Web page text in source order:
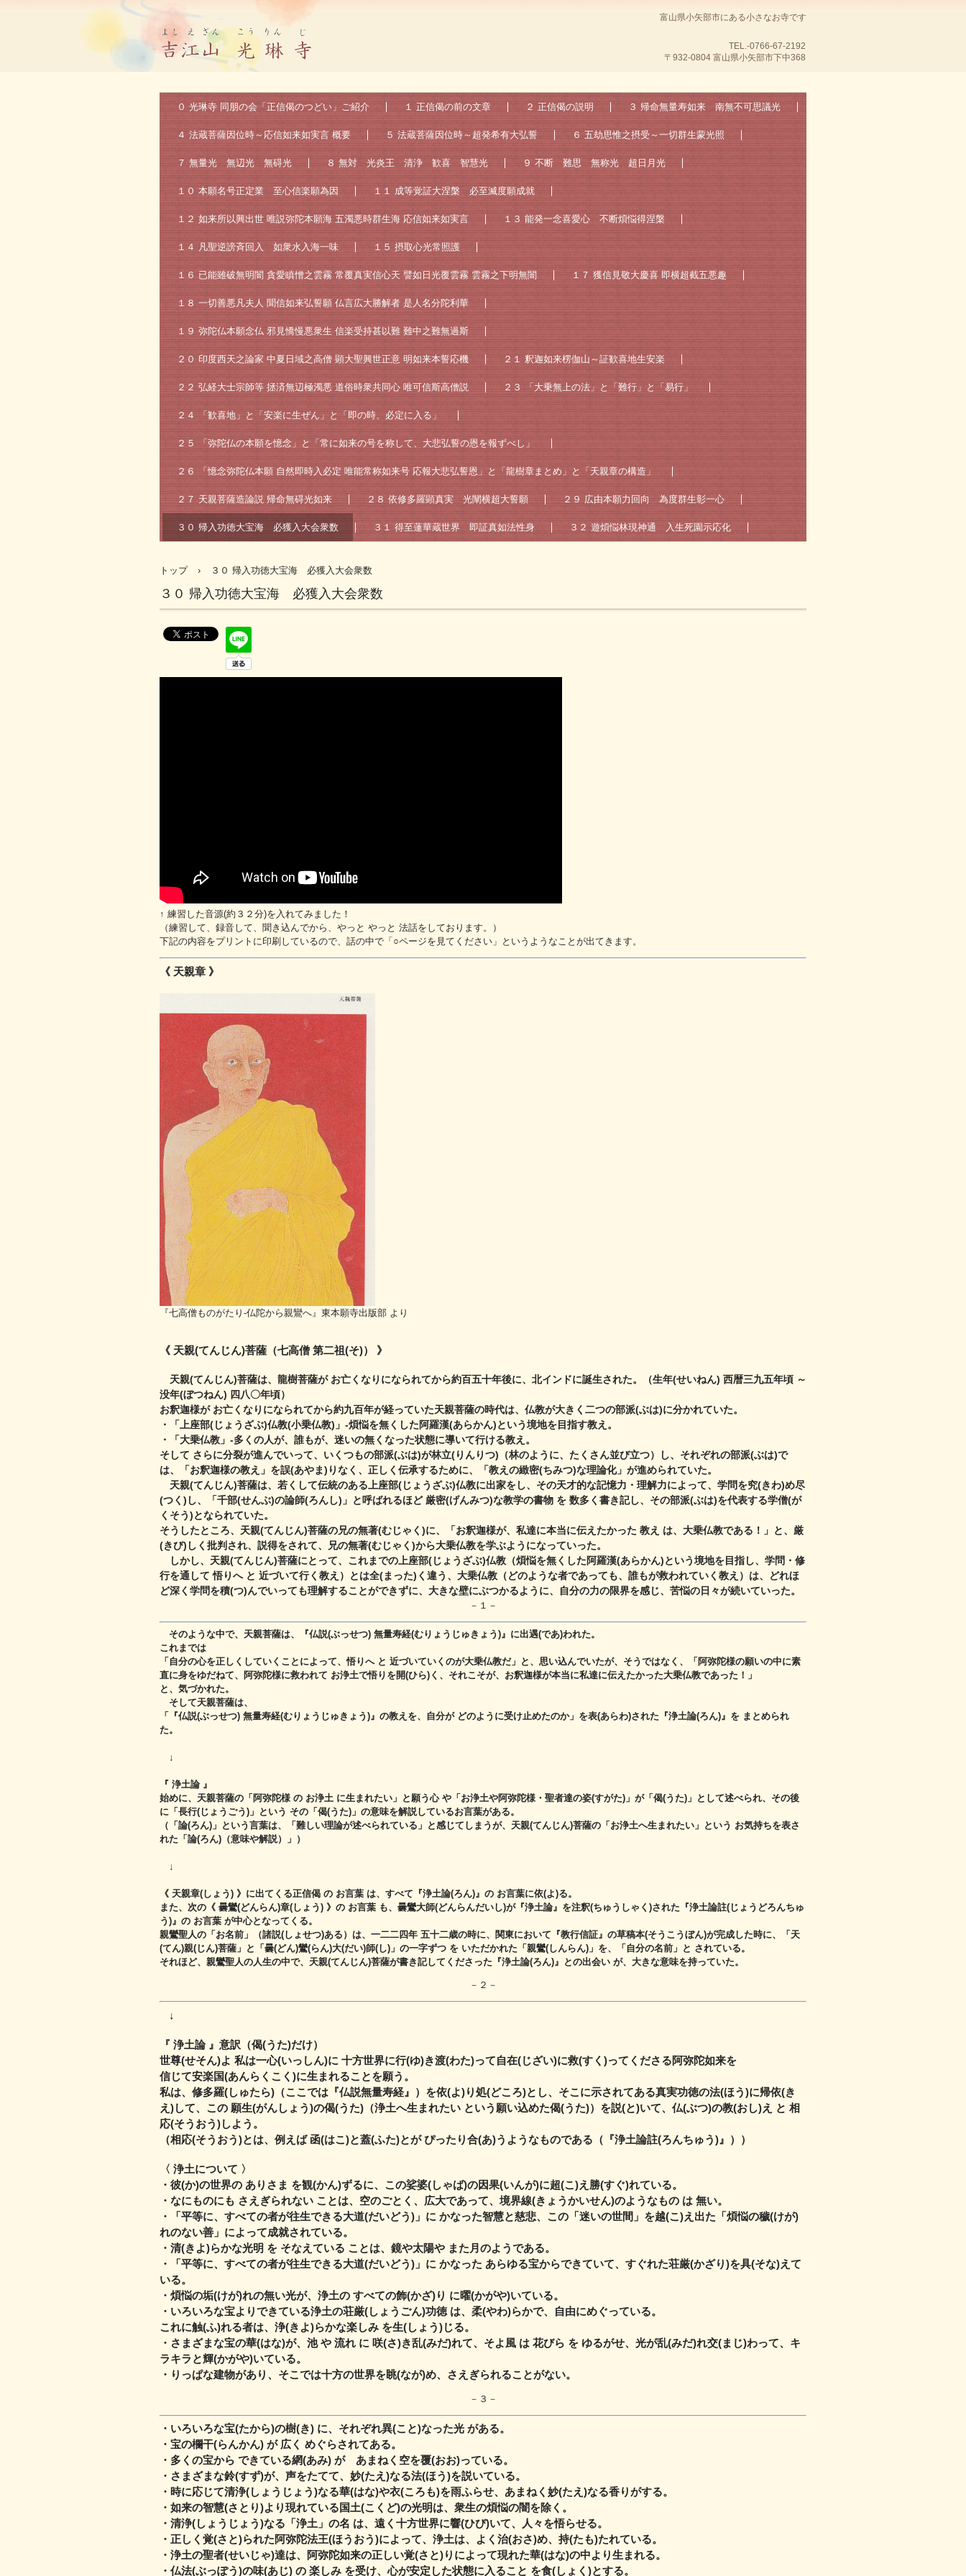
真宗大谷派 光琳寺 ホームページ
富山県小矢部市にある小さなお寺です
TEL.-0766-67-2192
〒932-0804 富山県小矢部市下中368
０ 光琳寺 同朋の会「正信偈のつどい」ご紹介 １ 正信偈の前の文章 ２ 正信偈の説明 ３ 帰命無量寿如来 南無不可思議光
４ 法蔵菩薩因位時～応信如来如実言 概要 ５ 法蔵菩薩因位時～超発希有大弘誓 ６ 五劫思惟之摂受～一切群生蒙光照
７ 無量光 無辺光 無碍光 ８ 無対 光炎王 清浄 歓喜 智慧光 ９ 不断 難思 無称光 超日月光
１０ 本願名号正定業 至心信楽願為因 １１ 成等覚証大涅槃 必至滅度願成就
１２ 如来所以興出世 唯説弥陀本願海 五濁悪時群生海 応信如来如実言 １３ 能発一念喜愛心 不断煩悩得涅槃
１４ 凡聖逆謗斉回入 如衆水入海一味 １５ 摂取心光常照護
１６ 已能雖破無明闇 貪愛瞋憎之雲霧 常覆真実信心天 譬如日光覆雲霧 雲霧之下明無闇 １７ 獲信見敬大慶喜 即横超截五悪趣
１８ 一切善悪凡夫人 聞信如来弘誓願 仏言広大勝解者 是人名分陀利華
１９ 弥陀仏本願念仏 邪見憍慢悪衆生 信楽受持甚以難 難中之難無過斯
２０ 印度西天之論家 中夏日域之高僧 顕大聖興世正意 明如来本誓応機 ２１ 釈迦如来楞伽山～証歓喜地生安楽
２２ 弘経大士宗師等 拯済無辺極濁悪 道俗時衆共同心 唯可信斯高僧説 ２３ 「大乗無上の法」と「難行」と「易行」
２４ 「歓喜地」と「安楽に生ぜん」と「即の時、必定に入る」
２５ 「弥陀仏の本願を憶念」と「常に如来の号を称して、大悲弘誓の恩を報ずべし」
２６ 「憶念弥陀仏本願 自然即時入必定 唯能常称如来号 応報大悲弘誓恩」と「龍樹章まとめ」と「天親章の構造」
２７ 天親菩薩造論説 帰命無碍光如来 ２８ 依修多羅顕真実 光闡横超大誓願 ２９ 広由本願力回向 為度群生彰一心
３０ 帰入功徳大宝海 必獲入大会衆数 ３１ 得至蓮華蔵世界 即証真如法性身 ３２ 遊煩悩林現神通 入生死園示応化
トップ › ３０ 帰入功徳大宝海 必獲入大会衆数
３０ 帰入功徳大宝海 必獲入大会衆数
↑ 練習した音源(約３２分)を入れてみました！
（練習して、録音して、聞き込んでから、やっと やっと 法話をしております。）
下記の内容をプリントに印刷しているので、話の中で「○ページを見てください」というようなことが出てきます。
《 天親章 》
『七高僧ものがたり-仏陀から親鸞へ』東本願寺出版部 より
《 天親(てんじん)菩薩（七高僧 第二祖(そ)） 》
天親(てんじん)菩薩は、龍樹菩薩が お亡くなりになられてから約百五十年後に、 北インドに誕生された。（生年(せいねん) 西暦三九五年頃 ～
没年(ぼつねん) 四八〇年頃）
お釈迦様が お亡くなりになられてから約九百年が経っていた天親菩薩の時代は、 仏教が大きく二つの部派(ぶは)に分かれていた。
・「上座部(じょうざぶ)仏教(小乗仏教)」‐煩悩を無くした阿羅漢(あらかん)という境地を目指す教え。
・「大乗仏教」‐多くの人が、誰もが、迷いの無くなった状態に導いて行ける教え。
そして さらに分裂が進んでいって、 いくつもの部派(ぶは)が林立(りんりつ)（林のように、たくさん並び立つ）し、 それぞれの部派(ぶは)で
は、「お釈迦様の教え」を誤(あやま)りなく、正しく伝承するために、
「教えの緻密(ちみつ)な理論化」が進められていた。
天親(てんじん)菩薩は、若くして伝統のある上座部(じょうざぶ)仏教に出家をし、 その天才的な記憶力・理解力によって、学問を究(きわ)め尽
(つく)し、
「千部(せんぶ)の論師(ろんし)」と呼ばれるほど 厳密(げんみつ)な教学の書物 を 数多く書き記し、 その部派(ぶは)を代表する学僧(が
くそう)となられていた。
そうしたところ、天親(てんじん)菩薩の兄の無著(むじゃく)に、
「お釈迦様が、私達に本当に伝えたかった 教え は、大乗仏教である！」と、 厳
(きび)しく批判され、説得をされて、兄の無著(むじゃく)から大乗仏教を学ぶようになっていった。
しかし、天親(てんじん)菩薩にとって、これまでの上座部(じょうざぶ)仏教（煩悩を無くした阿羅漢(あらかん)という境地を目指し、学問・修
行を通して 悟りへ と 近づいて行く教え）とは全(まった)く違う、 大乗仏教（どのような者であっても、誰もが救われていく教え）は、
どれほ
ど深く学問を積(つ)んでいっても理解することができずに、 大きな壁にぶつかるように、自分の力の限界を感じ、苦悩の日々が続いていった。
－１－
そのような中で、天親菩薩は、『仏説(ぶっせつ) 無量寿経(むりょうじゅきょう)』に出遇(であ)われた。
これまでは
「自分の心を正しくしていくことによって、悟りへ と 近づいていくのが大乗仏教だ」と、思い込んでいたが、そうではなく、
「阿弥陀様の願いの中に素
直に身をゆだねて、阿弥陀様に救われて お浄土で悟りを開(ひら)く、それこそが、お釈迦様が本当に私達に伝えたかった大乗仏教であった！」
と、気づかれた。
そして天親菩薩は、
「『仏説(ぶっせつ) 無量寿経(むりょうじゅきょう)』の教えを、自分が どのように受け止めたのか」を表(あらわ)された 『浄土論(ろん)』を まとめられ
た。
↓
『 浄土論 』
始めに、天親菩薩の「阿弥陀様 の お浄土 に生まれたい」と願う心 や 「お浄土や阿弥陀様・聖者達の姿(すがた)」が「偈(うた)」として述べられ、 その後
に「長行(じょうごう)」という その「偈(うた)」の意味を解説しているお言葉がある。
（「論(ろん)」という言葉は、「難しい理論が述べられている」と感じてしまうが、 天親(てんじん)菩薩の「お浄土へ生まれたい」という お気持ちを表さ
れた「論(ろん)（意味や解説）」）
↓
《 天親章(しょう) 》に出てくる正信偈 の お言葉 は、すべて『浄土論(ろん)』の お言葉に依(よ)る。
また、次の《 曇鸞(どんらん)章(しょう) 》の お言葉 も、 曇鸞大師(どんらんだいし)が『浄土論』を注釈(ちゅうしゃく)された『浄土論註(じょうどろんちゅ
う)』の お言葉 が中心となってくる。
親鸞聖人の「お名前」（諸説(しょせつ)ある）は、一二二四年 五十二歳の時に、
関東において『教行信証』の草稿本(そうこうぼん)が完成した時に、「天
(てん)親(じん)菩薩」と「曇(どん)鸞(らん)大(だい)師(し)」の一字ずつ を いただかれた「親鸞(しんらん)」を、「自分の名前」と されている。
それほど、親鸞聖人の人生の中で、天親(てんじん)菩薩が書き記してくださった『浄土論(ろん)』との出会い が、大きな意味を持っていた。
－２－
↓
『 浄土論 』意訳（偈(うた)だけ）
世尊(せそん)よ 私は一心(いっしん)に 十方世界に行(ゆ)き渡(わた)って自在(じざい)に救(すく)ってくださる阿弥陀如来を
信じて安楽国(あんらくこく)に生まれることを願う。
私は、修多羅(しゅたら)（ここでは『仏説無量寿経』）を依(よ)り処(どころ)とし、 そこに示されてある真実功徳の法(ほう)に帰依(き
え)して、 この 願生(がんしょう)の偈(うた)（浄土へ生まれたい という願い込めた偈(うた)）を説(と)いて、 仏(ぶつ)の教(おし)え と 相
応(そうおう)しよう。
（相応(そうおう)とは、例えば 函(はこ)と蓋(ふた)とが ぴったり合(あ)うようなものである（『浄土論註(ろんちゅう)』））
〈 浄土について 〉
・彼(か)の世界の ありさま を観(かん)ずるに、この娑婆(しゃば)の因果(いんが)に超(こ)え勝(すぐ)れている。
・なにものにも さえぎられない ことは、空のごとく、広大であって、 境界線(きょうかいせん)のようなもの は 無い。
・「平等に、すべての者が往生できる大道(だいどう)」に かなった智慧と慈悲、 この「迷いの世間」を越(こ)え出た「煩悩の穢(けが)
れのない善」によって成就されている。
・清(きよ)らかな光明 を そなえている ことは、鏡や太陽や また月のようである。
・「平等に、すべての者が往生できる大道(だいどう)」に かなった あらゆる宝からできていて、すぐれた荘厳(かざり)を具(そな)えて
いる。
・煩悩の垢(けが)れの無い光が、浄土の すべての飾(かざ)り に曜(かがや)いている。
・いろいろな宝よりできている浄土の荘厳(しょうごん)功徳 は、柔(やわ)らかで、自由にめぐっている。
これに触(ふ)れる者は、浄(きよ)らかな楽しみ を生(しょう)じる。
・さまざまな宝の華(はな)が、池 や 流れ に 咲(さ)き乱(みだ)れて、そよ風 は 花びら を ゆるがせ、 光が乱(みだ)れ交(まじ)わって、キ
ラキラと輝(かがや)いている。
・りっぱな建物があり、そこでは十方の世界を眺(なが)め、さえぎられることがない。
－３－
・いろいろな宝(たから)の樹(き) に、それぞれ異(こと)なった光 がある。
・宝の欄干(らんかん) が 広く めぐらされてある。
・多くの宝から できている網(あみ) が あまねく空を覆(おお)っている。
・さまざまな鈴(すず)が、声をたてて、妙(たえ)なる法(ほう)を説いている。
・時に応じて清浄(しょうじょう)なる華(はな)や衣(ころも)を雨ふらせ、あまねく妙(たえ)なる香りがする。
・如来の智慧(さとり)より現れている国土(こくど)の光明は、衆生の煩悩の闇を除く。
・清浄(しょうじょう)なる「浄土」の名 は、遠く十方世界に響(ひび)いて、人々を悟らせる。
・正しく覚(さと)られた阿弥陀法王(ほうおう)によって、浄土は、よく治(おさ)め、持(たも)たれている。
・浄土の聖者(せいじゃ)達は、阿弥陀如来の正しい覚(さと)りによって現れた華(はな)の中より生まれる。
・仏法(ぶっぽう)の味(あじ) の 楽しみ を受け、心が安定した状態に入ること を食(しょく)とする。